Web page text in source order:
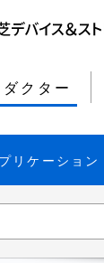
クター
リケーション